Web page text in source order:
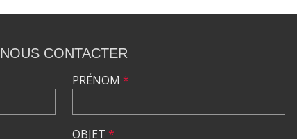
NOUS CONTACTER
PRÉNOM *
OBJET *